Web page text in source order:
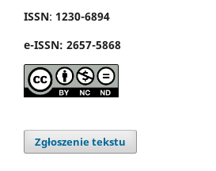
ISSN: 1230-6894
e-ISSN: 2657-5868
Zgłoszenie tekstu